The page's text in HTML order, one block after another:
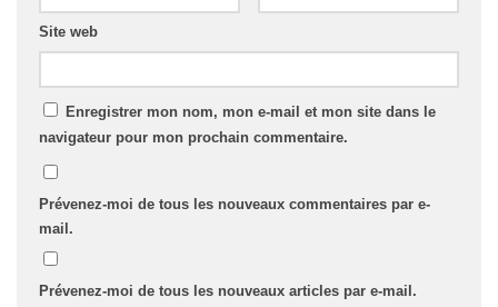
Site web
Enregistrer mon nom, mon e-mail et mon site dans le
navigateur pour mon prochain commentaire.
Prévenez-moi de tous les nouveaux commentaires par e-
mail.
Prévenez-moi de tous les nouveaux articles par e-mail.